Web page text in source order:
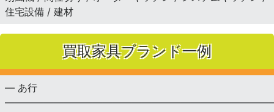
住宅設備 / 建材
買取家具ブランド一例
— あ行